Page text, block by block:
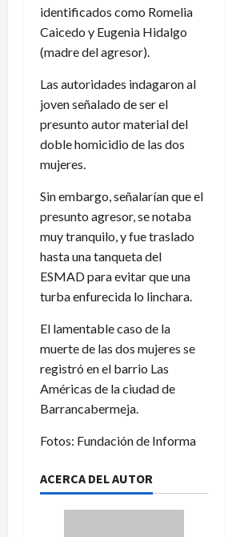
identificados como Romelia
Caicedo y Eugenia Hidalgo
(madre del agresor).
Las autoridades indagaron al
joven señalado de ser el
presunto autor material del
doble homicidio de las dos
mujeres.
Sin embargo, señalarían que el
presunto agresor, se notaba
muy tranquilo, y fue traslado
hasta una tanqueta del
ESMAD para evitar que una
turba enfurecida lo linchara.
El lamentable caso de la
muerte de las dos mujeres se
registró en el barrio Las
Américas de la ciudad de
Barrancabermeja.
Fotos: Fundación de Informa
ACERCA DEL AUTOR